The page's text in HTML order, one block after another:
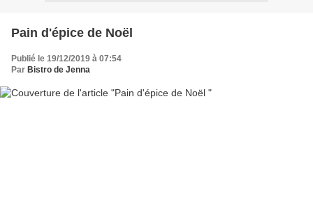
Pain d'épice de Noël
Publié le 19/12/2019 à 07:54
Par Bistro de Jenna